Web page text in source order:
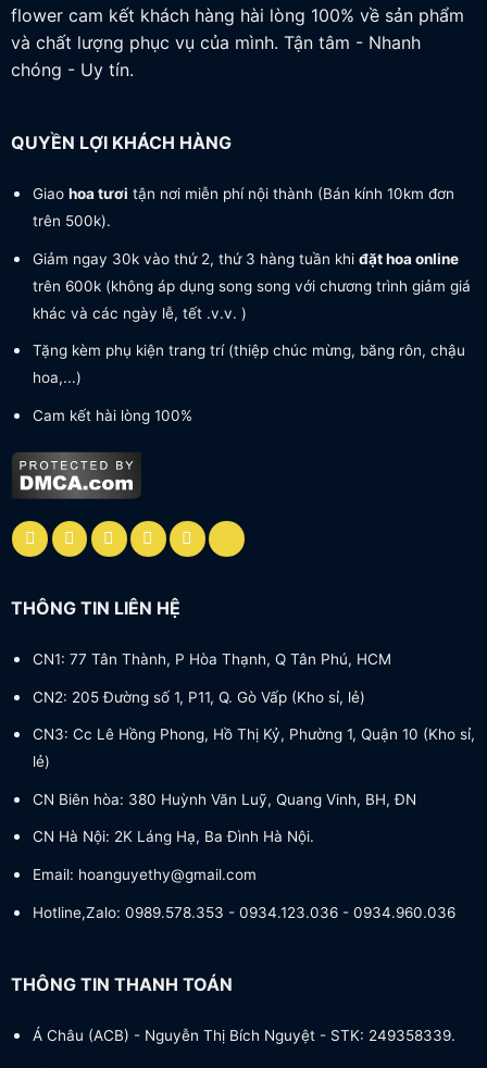
flower cam kết khách hàng hài lòng 100% về sản phẩm
và chất lượng phục vụ của mình. Tận tâm - Nhanh
chóng - Uy tín.
QUYỀN LỢI KHÁCH HÀNG
Giao hoa tươi tận nơi miễn phí nội thành (Bán kính 10km đơn
trên 500k).
Giảm ngay 30k vào thứ 2, thứ 3 hàng tuần khi đặt hoa online
trên 600k (không áp dụng song song với chương trình giảm giá
khác và các ngày lễ, tết .v.v. )
Tặng kèm phụ kiện trang trí (thiệp chúc mừng, băng rôn, chậu
hoa,...)
Cam kết hài lòng 100%
THÔNG TIN LIÊN HỆ
CN1: 77 Tân Thành, P Hòa Thạnh, Q Tân Phú, HCM
CN2: 205 Đường số 1, P11, Q. Gò Vấp (Kho sỉ, lẻ)
CN3: Cc Lê Hồng Phong, Hồ Thị Kỷ, Phường 1, Quận 10 (Kho sỉ,
lẻ)
CN Biên hòa: 380 Huỳnh Văn Luỹ, Quang Vinh, BH, ĐN
CN Hà Nội: 2K Láng Hạ, Ba Đình Hà Nội.
Email: hoanguyethy@gmail.com
Hotline,Zalo: 0989.578.353 - 0934.123.036 - 0934.960.036
THÔNG TIN THANH TOÁN
Á Châu (ACB) - Nguyễn Thị Bích Nguyệt - STK: 249358339.